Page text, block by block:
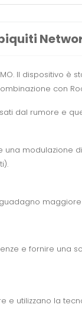
Il dispositivo
con
dal rumore e
modulazione
e fornire
utilizzano la